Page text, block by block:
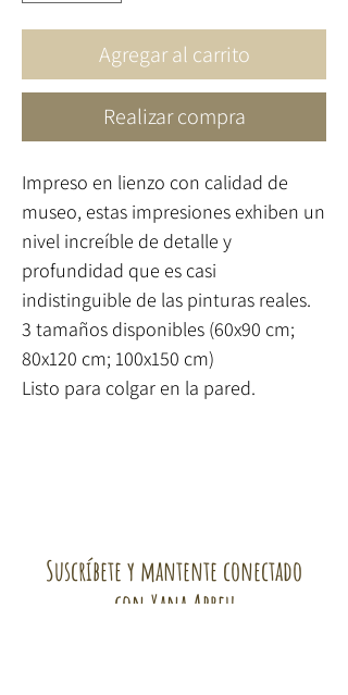
Agregar al carrito
Realizar compra
Impreso en lienzo con calidad de
museo, estas impresiones exhiben un
nivel increíble de detalle y
profundidad que es casi
indistinguible de las pinturas reales.
3 tamaños disponibles (60x90 cm;
80x120 cm; 100x150 cm)
Listo para colgar en la pared.
Suscríbete y mantente conectado
con Xana Abreu